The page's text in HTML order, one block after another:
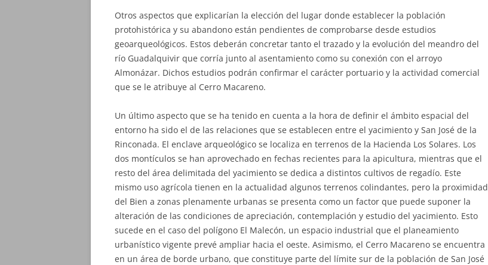
Otros aspectos que explicarían la elección del lugar donde establecer la población
protohistórica y su abandono están pendientes de comprobarse desde estudios
geoarqueológicos. Estos deberán concretar tanto el trazado y la evolución del meandro del
río Guadalquivir que corría junto al asentamiento como su conexión con el arroyo
Almonázar. Dichos estudios podrán confirmar el carácter portuario y la actividad comercial
que se le atribuye al Cerro Macareno.
Un último aspecto que se ha tenido en cuenta a la hora de definir el ámbito espacial del
entorno ha sido el de las relaciones que se establecen entre el yacimiento y San José de la
Rinconada. El enclave arqueológico se localiza en terrenos de la Hacienda Los Solares. Los
dos montículos se han aprovechado en fechas recientes para la apicultura, mientras que el
resto del área delimitada del yacimiento se dedica a distintos cultivos de regadío. Este
mismo uso agrícola tienen en la actualidad algunos terrenos colindantes, pero la proximidad
del Bien a zonas plenamente urbanas se presenta como un factor que puede suponer la
alteración de las condiciones de apreciación, contemplación y estudio del yacimiento. Esto
sucede en el caso del polígono El Malecón, un espacio industrial que el planeamiento
urbanístico vigente prevé ampliar hacia el oeste. Asimismo, el Cerro Macareno se encuentra
en un área de borde urbano, que constituye parte del límite sur de la población de San José